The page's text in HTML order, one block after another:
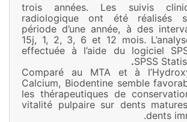
trois années. Les suivis
radiologique ont été réalisés
période d’une année, à des
15j, 1, 2, 3, 6 et 12 mois.
effectuée à l’aide du logiciel
SPSS
.
Comparé au MTA et à
Calcium, Biodentine semble
les thérapeutiques de
vitalité pulpaire sur dents
dents